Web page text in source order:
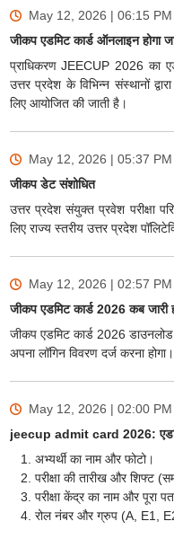
May 12, 2026 | 06:15 PM
जीकप एडमिट कार्ड ऑनलाइन होगा
प्राधिकरण JEECUP 2026 का
उत्तर प्रदेश के विभिन्न संस्थानों
लिए आयोजित की जाती है।
May 12, 2026 | 05:37 PM
जीकप डेट संशोधित
उत्तर प्रदेश संयुक्त प्रवेश परीक्षा
लिए राज्य स्तरीय उत्तर प्रदेश
May 12, 2026 | 02:57 PM
जीकप एडमिट कार्ड 2026 कब जारी
जीकप एडमिट कार्ड 2026 डाउनलोड
अपना लॉगिन विवरण दर्ज करना
May 12, 2026 | 02:00 PM
jeecup admit card 2026:
अभ्यर्थी का नाम और फोटो।
परीक्षा की तारीख और शिफ्ट
परीक्षा केंद्र का नाम और पूरा
रोल नंबर और ग्रुप (A, E1,